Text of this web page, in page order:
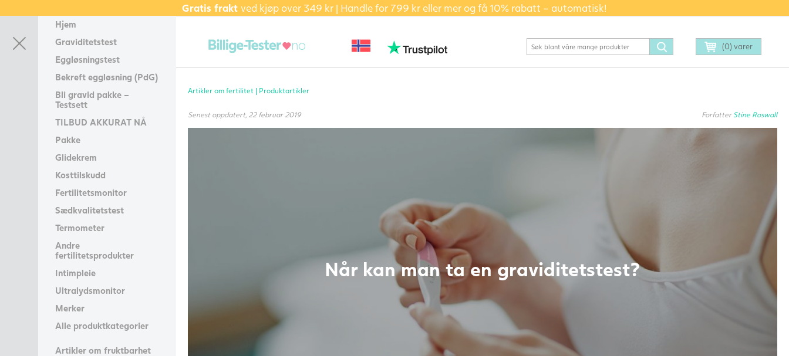
Gratis frakt ved kjøp over 349 kr | Handle for 799 kr eller mer og få 10% rabatt – automatisk!
(0) varer
Hjem
Graviditetstest
Eggløsningstest
Bekreft eggløsning (PdG)
Bli gravid pakke –
Testsett
TILBUD AKKURAT NÅ
Pakke
Glidekrem
Kosttilskudd
Fertilitetsmonitor
Sædkvalitetstest
Termometer
Andre
fertilitetsprodukter
Intimpleie
Ultralydsmonitor
Merker
Alle produktkategorier
Artikler om fruktbarhet
Artikler om fertilitet | Produktartikler
Senest oppdatert, 22 februar 2019 Forfatter Stine Roswall
Når kan man ta en graviditetstest?